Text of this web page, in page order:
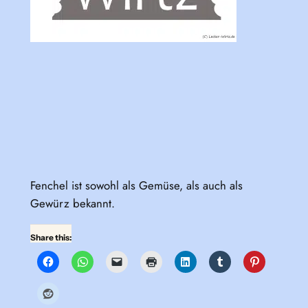
Fenchel ist sowohl als Gemüse, als auch als
Gewürz bekannt.
Share this: